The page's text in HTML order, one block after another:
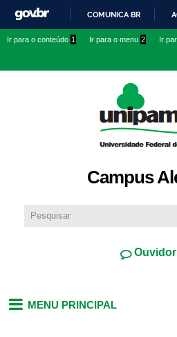
conteúdo
IR
O
COMUNICA BR
Ir para o conteúdo 1 Ir para o menu 2 Ir
Campus
MENU PRINCIPAL